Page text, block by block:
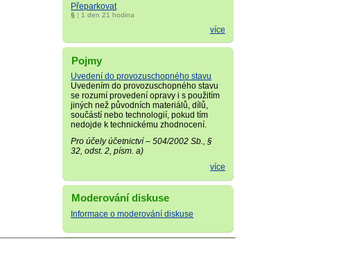
Přeparkovat
§ | 1 den 21 hodina
více
Pojmy
Uvedení do provozuschopného stavu
Uvedením do provozuschopného stavu
se rozumí provedení opravy i s použitím
jiných než původních materiálů, dílů,
součástí nebo technologií, pokud tím
nedojde k technickému zhodnocení.
Pro účely účetnictví – 504/2002 Sb., §
32, odst. 2, písm. a)
více
Moderování diskuse
Informace o moderování diskuse